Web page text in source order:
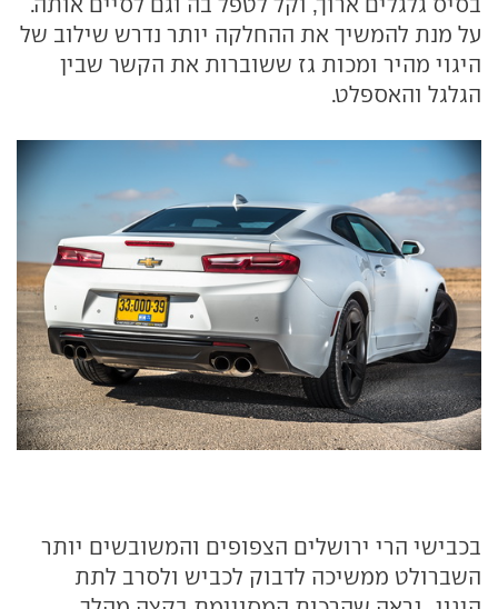
על מנת להמשיך את ההחלקה יותר נדרש שילוב של
היגוי מהיר ומכות גז ששוברות את הקשר שבין
הגלגל והאספלט.
בכבישי הרי ירושלים הצפופים והמשובשים יותר
השברולט ממשיכה לדבוק לכביש ולסרב לתת